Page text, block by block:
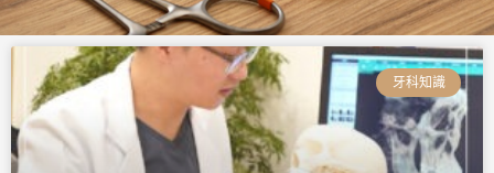
牙科知識
頁 頁
面
頁
面
頁
面
頁
頁
面